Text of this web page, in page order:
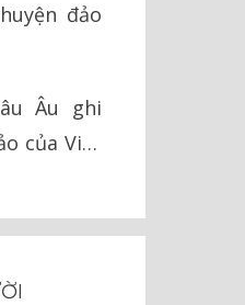
đảo
Âu ghi
của Việt